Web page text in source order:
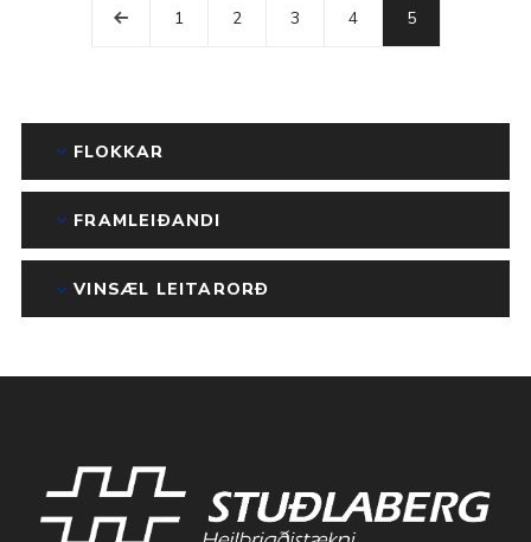
1 2 3 4 5
FLOKKAR
FRAMLEIÐANDI
VINSÆL LEITARORÐ